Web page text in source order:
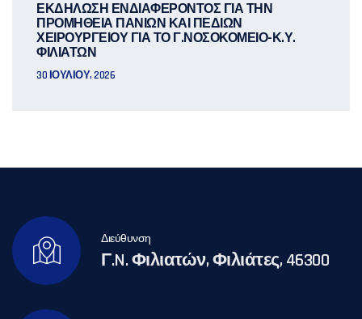
ΕΚΔΗΛΩΣΗ ΕΝΔΙΑΦΕΡΟΝΤΟΣ ΓΙΑ ΤΗΝ
ΠΡΟΜΗΘΕΙΑ ΠΑΝΙΩΝ ΚΑΙ ΠΕΔΙΩΝ
ΧΕΙΡΟΥΡΓΕΙΟΥ ΓΙΑ ΤΟ Γ.ΝΟΣΟΚΟΜΕΙΟ-Κ.Υ.
ΦΙΛΙΑΤΩΝ
30 ΙΟΥΛΊΟΥ, 2026
Διεύθυνση
Γ.N. Φιλιατών, Φιλιάτες, 46300